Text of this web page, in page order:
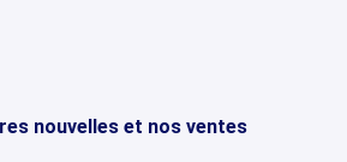
nouvelles et nos ventes